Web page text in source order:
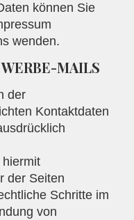
können Sie
wenden.
MAILS
der
Kontaktdaten
der Seiten
Schritte im
von